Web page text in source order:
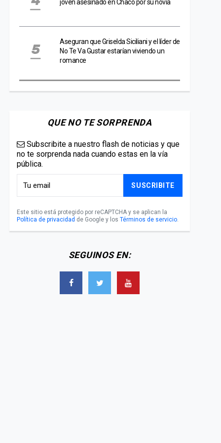
joven asesinado en Chaco por su novia
Aseguran que Griselda Siciliani y el líder de
No Te Va Gustar estarían viviendo un
romance
QUE NO TE SORPRENDA
Subscribite a nuestro flash de noticias y que
no te sorprenda nada cuando estas en la vía
pública.
SUSCRIBITE
Este sitio está protegido por reCAPTCHA y se aplican la
Política de privacidad de Google y los Términos de servicio.
SEGUINOS EN: